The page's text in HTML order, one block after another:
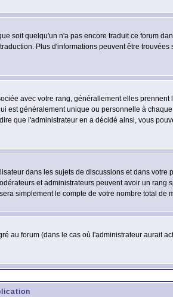
soit quelqu'un n'a pas encore traduit ce forum
Plus d'informations peuvent être
avec votre rang, générallement elles
généralement unique ou personnelle à
que l'administrateur en a décidé ainsi, vous
dans les sujets de discussions et dans
et administrateurs peuvent avoir un
simplement le compte de votre nombre total de
au forum (dans le cas où l'administrateur aurait